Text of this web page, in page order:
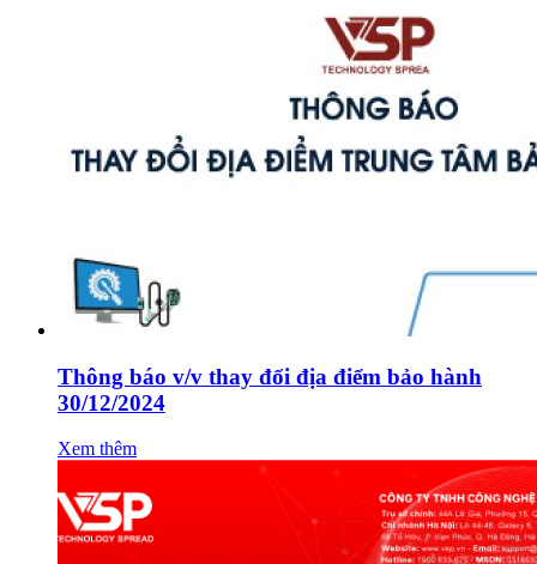
Thông báo v/v thay đổi địa điểm bảo hành
30/12/2024
Xem thêm